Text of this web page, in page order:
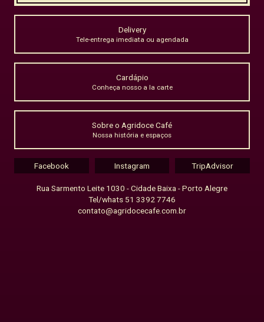
Delivery
Tele-entrega imediata ou agendada
Cardápio
Conheça nosso a la carte
Sobre o Agridoce Café
Nossa história e espaços
Facebook Instagram TripAdvisor
Rua Sarmento Leite 1030 - Cidade Baixa - Porto Alegre
Tel/whats 51 3392 7746
contato@agridocecafe.com.br